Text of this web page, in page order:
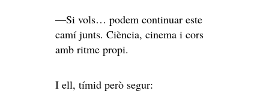
—Si vols… podem continuar este
camí junts. Ciència, cinema i cors
amb ritme propi.
I ell, tímid però segur: